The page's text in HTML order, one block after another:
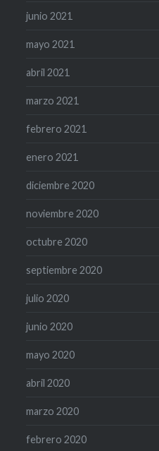
junio 2021
mayo 2021
abril 2021
marzo 2021
febrero 2021
enero 2021
diciembre 2020
noviembre 2020
octubre 2020
septiembre 2020
julio 2020
junio 2020
mayo 2020
abril 2020
marzo 2020
febrero 2020